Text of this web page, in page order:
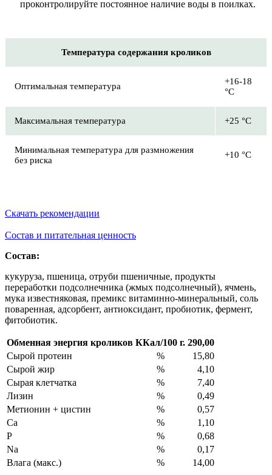
проконтролируйте постоянное наличие воды в поилках.
Температура содержания кроликов
Оптимальная температура
+16-18
°С
Максимальная температура +25 °С
Минимальная температура для размножения
без риска
+10 °С
Скачать рекомендации
Состав и питательная ценность
Состав:
кукуруза, пшеница, отруби пшеничные, продукты
переработки подсолнечника (жмых подсолнечный), ячмень,
мука известняковая, премикс витаминно-минеральный, соль
поваренная, адсорбент, антиоксидант, пробиотик, фермент,
фитобиотик.
Обменная энергия кроликов ККал/100 г. 290,00
Cырой протеин
%
15,80
Сырой жир
%
4,10
Сырая клетчатка
%
7,40
Лизин
%
0,49
Метионин + цистин
%
0,57
Ca
%
1,10
P
%
0,68
Na
%
0,17
Влага (макс.)
% 14,00